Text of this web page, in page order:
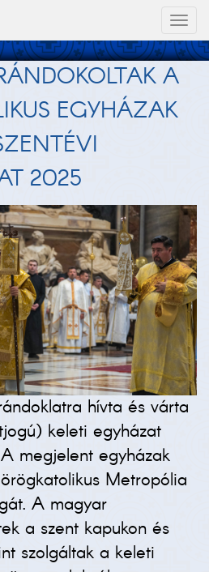
A
EGYHÁZAK
2025
hívta és várta
keleti egyházat
megjelent egyházak
Metropólia
A magyar
a szent kapukon és
szolgáltak a keleti